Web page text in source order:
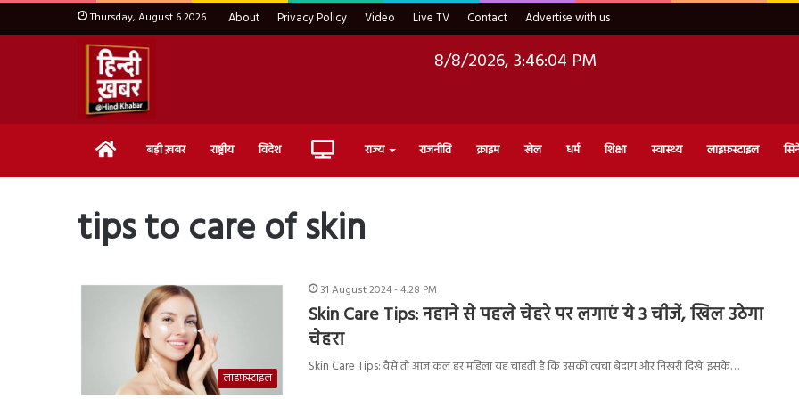
Thursday, August 6 2026 About Privacy Policy Video Live TV Contact Advertise with us
8/8/2026, 3:46:05 PM
Home बड़ी ख़बर राष्ट्रीय विदेश Live राज्य राजनीति क्राइम खेल धर्म शिक्षा स्वास्थ्य लाइफ़स्टाइल
tips to care of skin
लाइफ़स्टाइल
31 August 2024 - 4:28 PM
Skin Care Tips: नहाने से पहले चेहरे पर लगाएं ये 3 चीजें, खिल उठेगा
चेहरा
Skin Care Tips: वैसे तो आज कल हर महिला यह चाहती है कि उसकी त्वचा बेदाग और निखरी दिखे. इसके…